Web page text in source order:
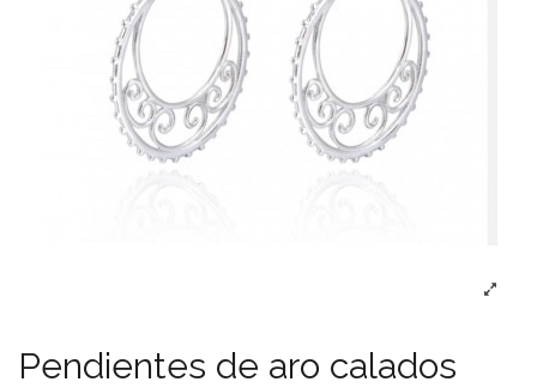
Pendientes de aro calados